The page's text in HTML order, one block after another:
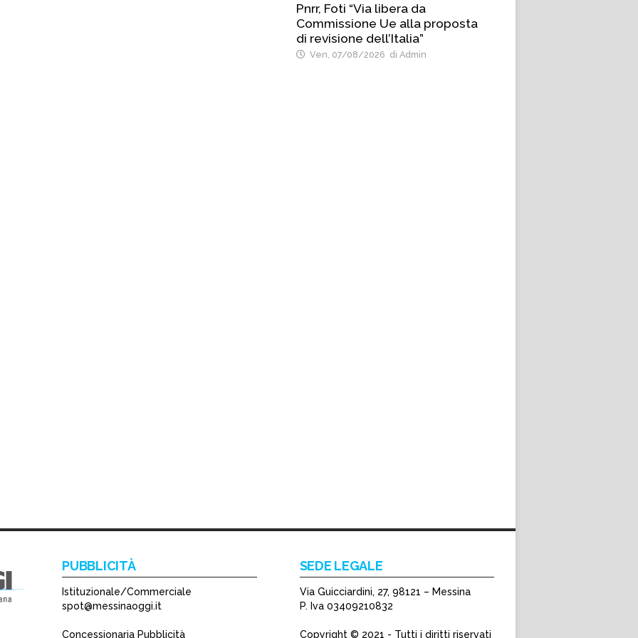
Pnrr, Foti “Via libera da
Commissione Ue alla proposta
di revisione dell’Italia”
Ven, 07/08/2026 di Admin
PUBBLICITÀ
Istituzionale/Commerciale
spot@messinaoggi.it
Concessionaria Pubblicità
SEDE LEGALE
Via Guicciardini, 27, 98121 – Messina
P. Iva 03409210832
Copyright © 2021 - Tutti i diritti riservati